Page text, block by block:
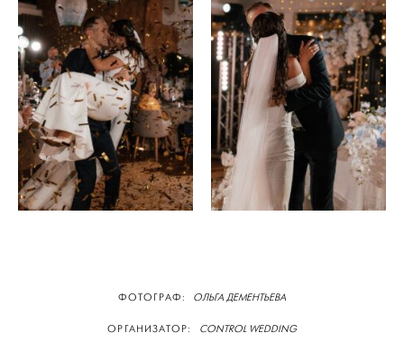
ФОТОГРАФ: ОЛЬГА ДЕМЕНТЬЕВА
ОРГАНИЗАТОР: CONTROL WEDDING